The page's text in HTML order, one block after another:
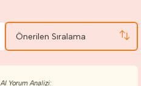
Önerilen Sıralama
AI Yorum Analizi: